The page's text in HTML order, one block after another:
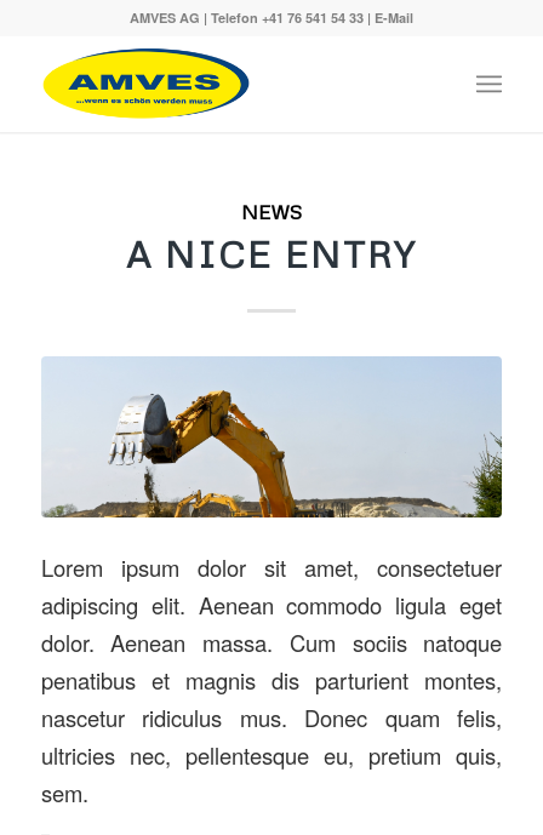
AMVES AG | Telefon +41 76 541 54 33| E-Mail
NEWS
A NICE ENTRY
Lorem ipsum dolor sit amet, consectetuer
adipiscing elit. Aenean commodo ligula eget
dolor. Aenean massa. Cum sociis natoque
penatibus et magnis dis parturient montes,
nascetur ridiculus mus. Donec quam felis,
ultricies nec, pellentesque eu, pretium quis,
sem.